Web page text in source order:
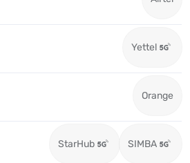
Yettel
Orange
StarHub SIMBA